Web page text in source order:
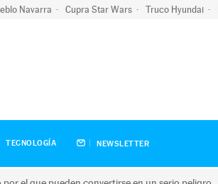
Navarra Cupra Star Wars Truco Hyundai
TECNOLOGÍA NEWSLETTER